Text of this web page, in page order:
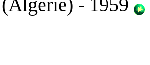
(Algérie) - 1959